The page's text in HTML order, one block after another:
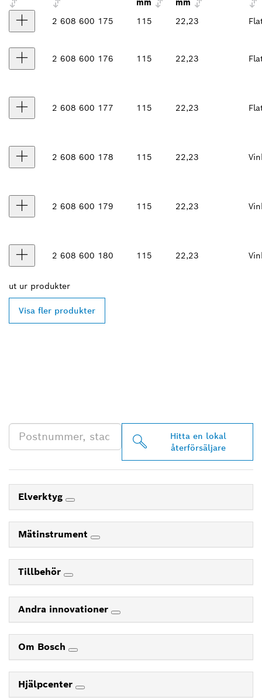
mm
mm
2 608 600 175
115 22,23
2 608 600 176 115 22,23
2 608 600 177 115 22,23
2 608 600 178 115 22,23
2 608 600 179 115 22,23
2 608 600 180 115 22,23
ut ur produkter
Visa fler produkter
Hitta en lokal
återförsäljare
Elverktyg
Mätinstrument
Tillbehör
Andra innovationer
Om Bosch
Hjälpcenter